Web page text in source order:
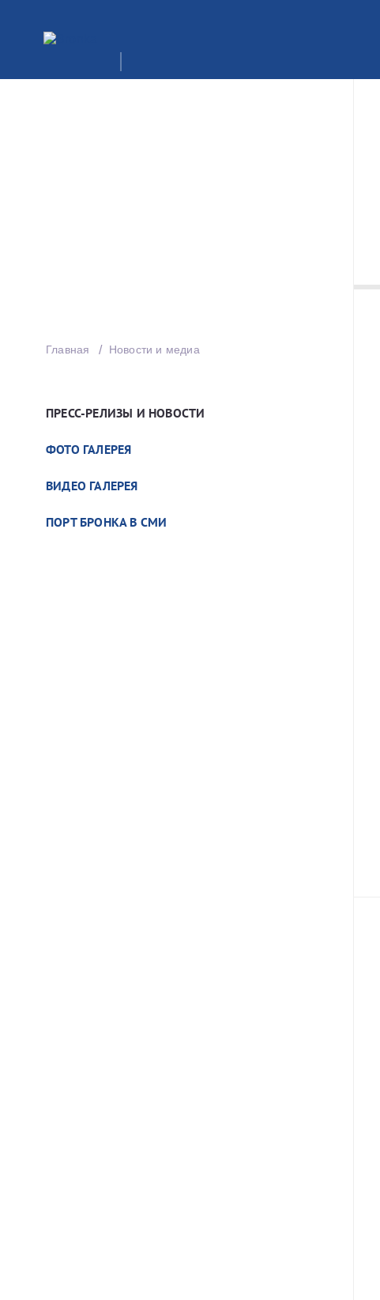
Главная Новости и медиа
ПРЕСС-РЕЛИЗЫ И НОВОСТИ
ФОТО ГАЛЕРЕЯ
ВИДЕО ГАЛЕРЕЯ
ПОРТ БРОНКА В СМИ